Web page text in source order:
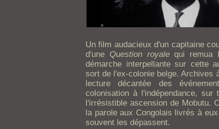
Un film audacieux d'un capitaine
d'une Question royalequi remua
démarche interpellante sur cette
sort de l'ex-colonie belge. Archives
lecture décantée des
colonisation à l'indépendance, sur
l'irrésistible ascension de Mobutu.
la parole aux Congolais livrés à
souvent les dépassent.